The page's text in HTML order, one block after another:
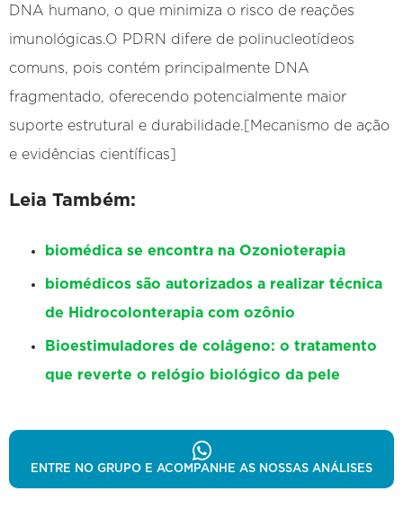
DNA humano, o que minimiza o risco de reações
imunológicas.O PDRN difere de polinucleotídeos
comuns, pois contém principalmente DNA
fragmentado, oferecendo potencialmente maior
suporte estrutural e durabilidade.[Mecanismo de ação
e evidências científicas]
Leia Também:
biomédica se encontra na Ozonioterapia
biomédicos são autorizados a realizar técnica
de Hidrocolonterapia com ozônio
Bioestimuladores de colágeno: o tratamento
que reverte o relógio biológico da pele
ENTRE NO GRUPO E ACOMPANHE AS NOSSAS ANÁLISES